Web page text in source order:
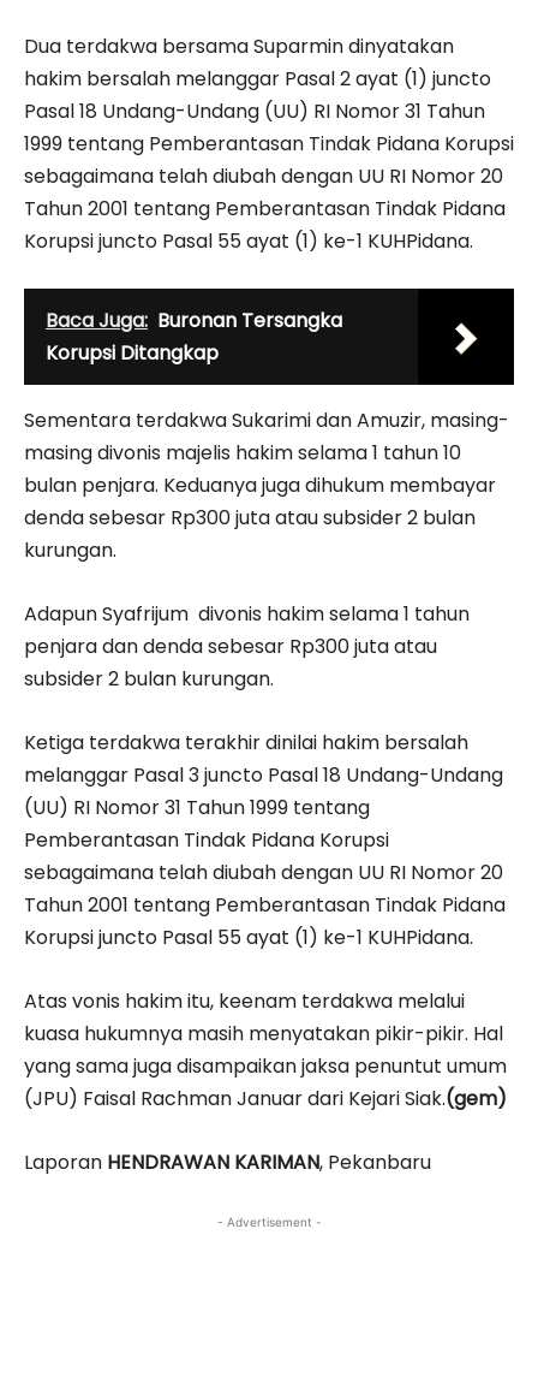
Dua terdakwa bersama Suparmin dinyatakan
hakim bersalah melanggar Pasal 2 ayat (1) juncto
Pasal 18 Undang-Undang (UU) RI Nomor 31 Tahun
1999 tentang Pemberantasan Tindak Pidana Korupsi
sebagaimana telah diubah dengan UU RI Nomor 20
Tahun 2001 tentang Pemberantasan Tindak Pidana
Korupsi juncto Pasal 55 ayat (1) ke-1 KUHPidana.
Baca Juga: Buronan Tersangka
Korupsi Ditangkap
Sementara terdakwa Sukarimi dan Amuzir, masing-
masing divonis majelis hakim selama 1 tahun 10
bulan penjara. Keduanya juga dihukum membayar
denda sebesar Rp300 juta atau subsider 2 bulan
kurungan.
Adapun Syafrijum divonis hakim selama 1 tahun
penjara dan denda sebesar Rp300 juta atau
subsider 2 bulan kurungan.
Ketiga terdakwa terakhir dinilai hakim bersalah
melanggar Pasal 3 juncto Pasal 18 Undang-Undang
(UU) RI Nomor 31 Tahun 1999 tentang
Pemberantasan Tindak Pidana Korupsi
sebagaimana telah diubah dengan UU RI Nomor 20
Tahun 2001 tentang Pemberantasan Tindak Pidana
Korupsi juncto Pasal 55 ayat (1) ke-1 KUHPidana.
Atas vonis hakim itu, keenam terdakwa melalui
kuasa hukumnya masih menyatakan pikir-pikir. Hal
yang sama juga disampaikan jaksa penuntut umum
(JPU) Faisal Rachman Januar dari Kejari Siak.(gem)
Laporan HENDRAWAN KARIMAN, Pekanbaru
- Advertisement -